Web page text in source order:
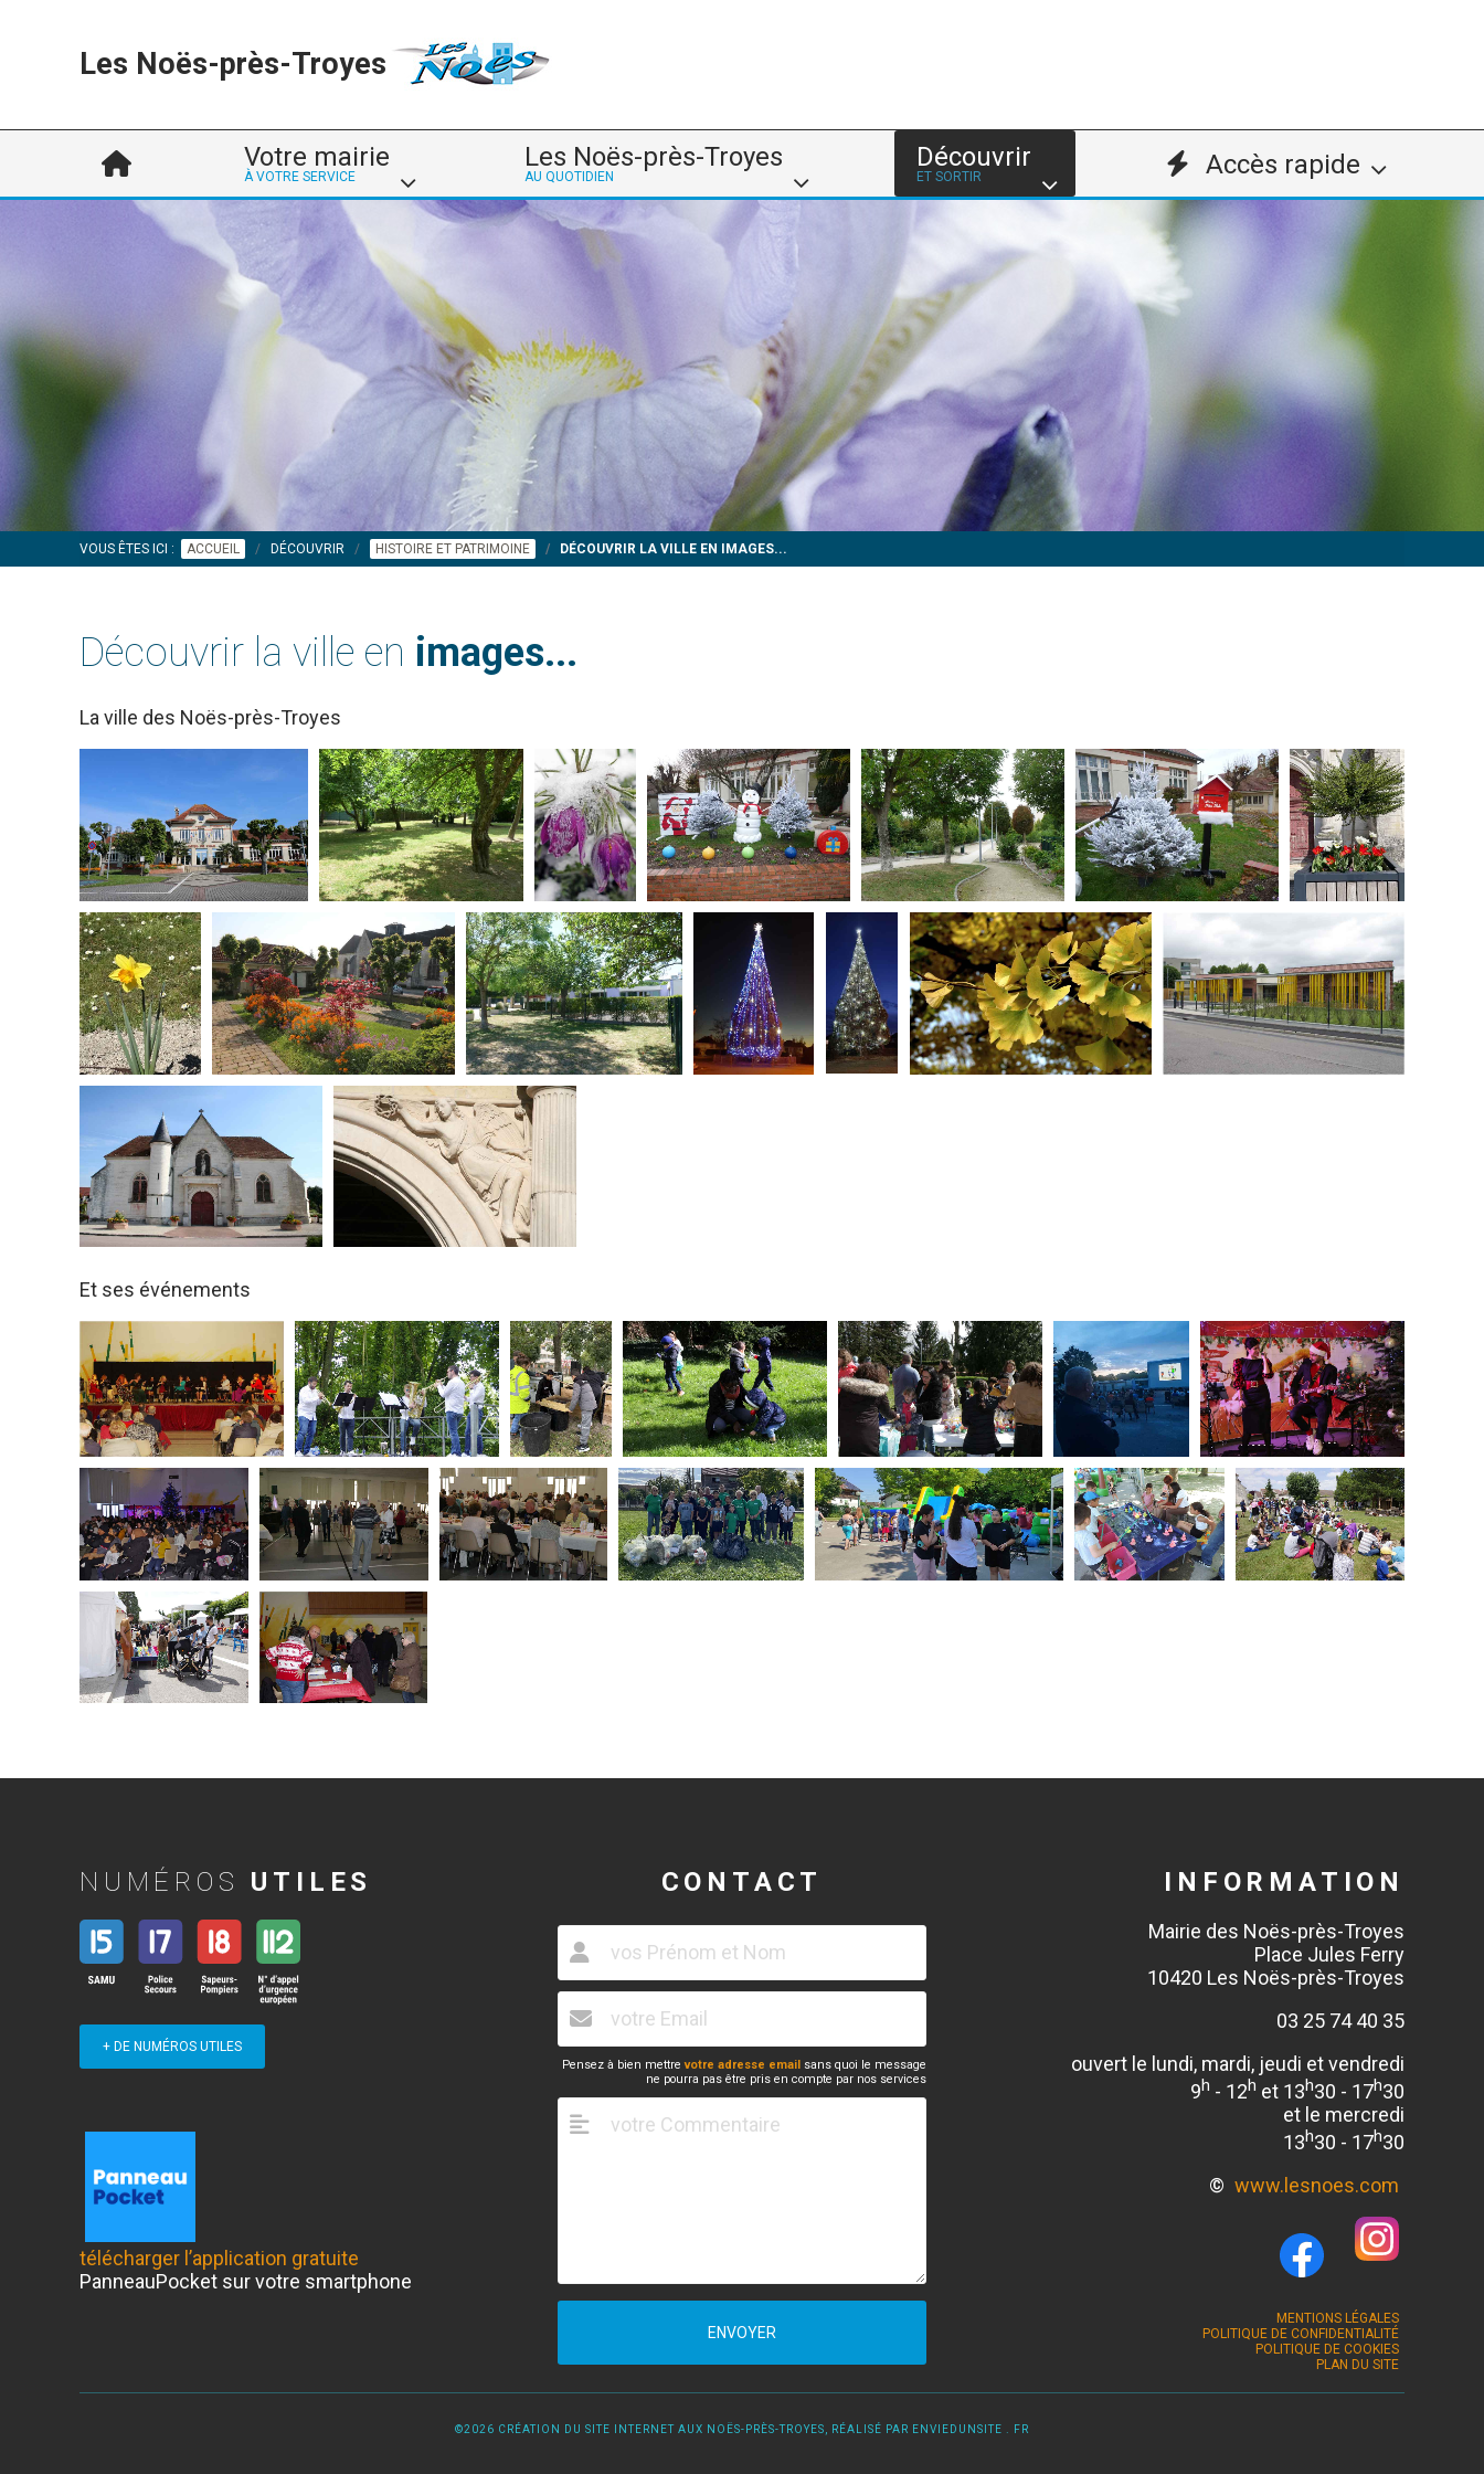
Les Noës-près-Troyes
Votre mairie
À VOTRE SERVICE
Les Noës-près-Troyes
AU QUOTIDIEN
Découvrir
ET SORTIR Accès rapide
VOUS ÊTES ICI : ACCUEIL DÉCOUVRIR HISTOIRE ET PATRIMOINE DÉCOUVRIR LA VILLE EN IMAGES...
Découvrir la ville en images...
La ville des Noës-près-Troyes
Et ses événements
NUMÉROS UTILES
+ DE NUMÉROS UTILES
télécharger l’application gratuite
PanneauPocket sur votre smartphone
CONTACT
Pensez à bien mettrevotre adresse email sans quoi le message
ne pourra pas être pris en compte par nos services
ENVOYER
INFORMATION
Mairie des Noës-près-Troyes
Place Jules Ferry
10420 Les Noës-près-Troyes
03 25 74 40 35
ouvert le lundi, mardi, jeudi et vendredi
9h - 12h et 13h30 - 17h30
et le mercredi
13h30 - 17h30
© www.lesnoes.com
MENTIONS LÉGALES
POLITIQUE DE CONFIDENTIALITÉ
POLITIQUE DE COOKIES
PLAN DU SITE
©2026 CRÉATION DU SITE INTERNET AUX NOËS-PRÈS-TROYES, RÉALISÉ PAR ENVIEDUNSITE . FR